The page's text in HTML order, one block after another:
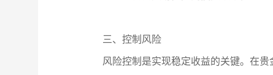
三、控制风险
风险控制是实现稳定收益的关键。在